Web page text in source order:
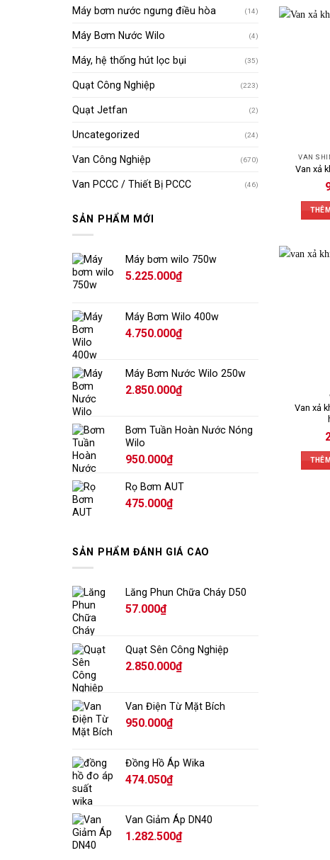
Máy bơm nước ngưng điều hòa (14)
Máy Bơm Nước Wilo (4)
Máy, hệ thống hút lọc bụi (35)
Quạt Công Nghiệp (223)
Quạt Jetfan (2)
Uncategorized (24)
Van Công Nghiệp (670)
Van PCCC / Thiết Bị PCCC (46)
SẢN PHẨM MỚI
Máy bơm wilo 750w
5.225.000₫
Máy Bơm Wilo 400w
4.750.000₫
Máy Bơm Nước Wilo 250w
2.850.000₫
Bơm Tuần Hoàn Nước Nóng
Wilo
950.000₫
Rọ Bơm AUT
475.000₫
SẢN PHẨM ĐÁNH GIÁ CAO
Lăng Phun Chữa Cháy D50
57.000₫
Quạt Sên Công Nghiệp
2.850.000₫
Van Điện Từ Mặt Bích
950.000₫
Đồng Hồ Áp Wika
474.050₫
Van Giảm Áp DN40
1.282.500₫
VAN
Van xả
Van xả